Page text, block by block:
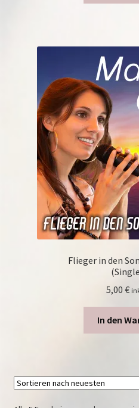
Flieger in den
5,00 €
In den